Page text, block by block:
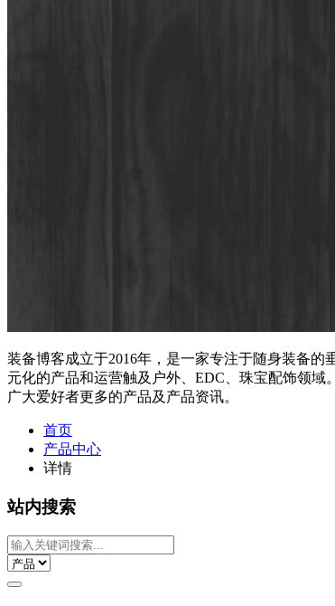
装备博客成立于2016年，是一家专注于随身装备
元化的产品和运营触及户外、EDC、珠宝配饰领
广大爱好者更多的产品及产品资讯。
首页
产品中心
详情
站内搜索